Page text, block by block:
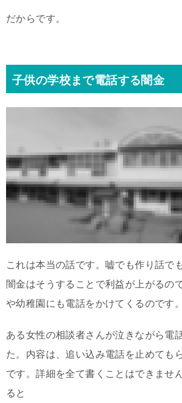
だからです。
子供の学校まで電話する闇金
これは本当の話です。嘘でも作り話で
闇金はそうすることで利益が上がるの
や幼稚園にも電話をかけてくるのです。
ある女性の相談者さんが泣きながら電
た。内容は、追い込み電話を止めても
です。詳細を全て書くことはできませ
ると